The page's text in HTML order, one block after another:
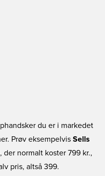
du er i markedet
Prøv eksempelvis Sells
, der normalt koster 799 kr.,
pris, altså 399.